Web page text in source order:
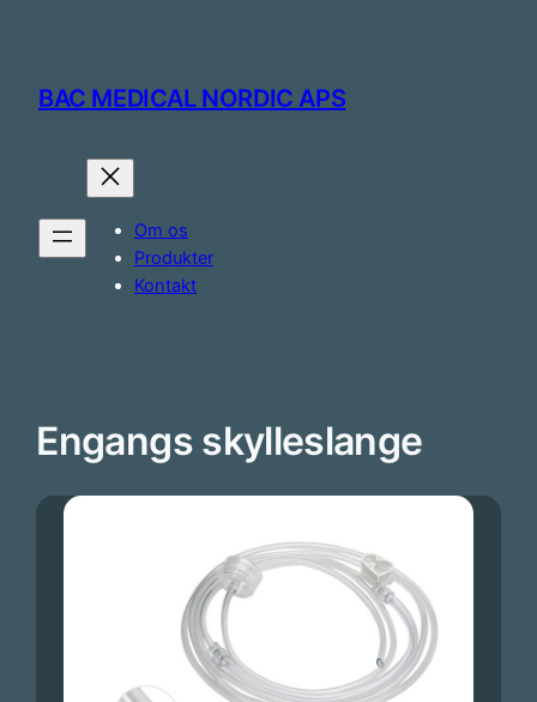
BAC MEDICAL NORDIC APS
Om os
Produkter
Kontakt
Engangs skylleslange